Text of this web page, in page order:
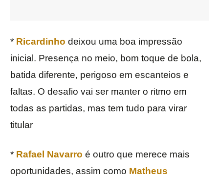
* Ricardinho deixou uma boa impressão
inicial. Presença no meio, bom toque de bola,
batida diferente, perigoso em escanteios e
faltas. O desafio vai ser manter o ritmo em
todas as partidas, mas tem tudo para virar
titular
* Rafael Navarro é outro que merece mais
oportunidades, assim como Matheus